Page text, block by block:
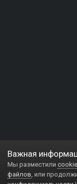
Важная
Мы разместили
файлов, или